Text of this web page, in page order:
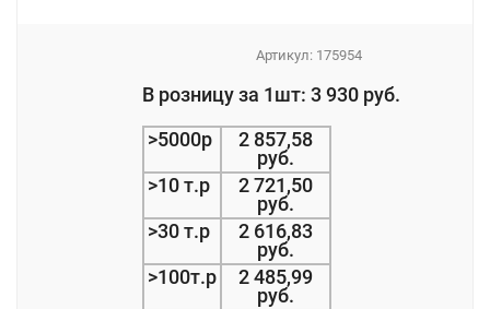
Артикул: 175954
В розницу за 1шт: 3 930 руб.
>5000р
2 857,58
руб.
>10 т.р
2 721,50
руб.
>30 т.р
2 616,83
руб.
>100т.р
2 485,99
руб.